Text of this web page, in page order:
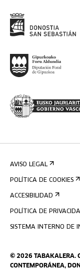
© 2026 TABAKALERA.
CONTEMPORÁNEA,
AVISO LEGAL
POLÍTICA DE COOKIES
ACCESIBILIDAD
POLÍTICA DE
SISTEMA INTERNO DE